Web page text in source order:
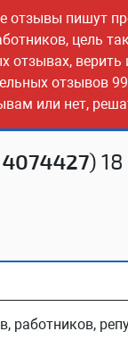
отзывы пишут
цель
верить
отзывов
или нет,
)